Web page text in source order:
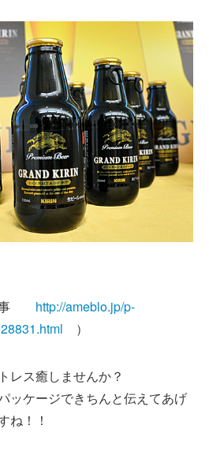
事 http://ameblo.jp/p-
）
レス癒しませんか？
ッケージできちんと伝えてあげ
ね！！